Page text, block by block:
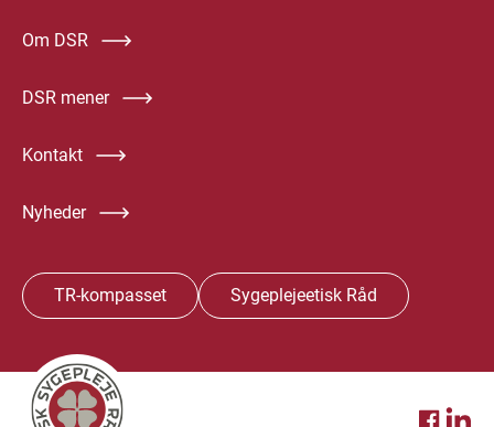
Om DSR
DSR mener
Kontakt
Nyheder
TR-kompasset Sygeplejeetisk Råd